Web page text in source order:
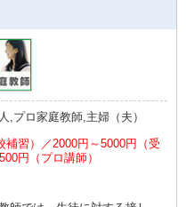
,プロ家庭教師,主婦（夫）
補習）／2000円～5000円（受
円（プロ講師）